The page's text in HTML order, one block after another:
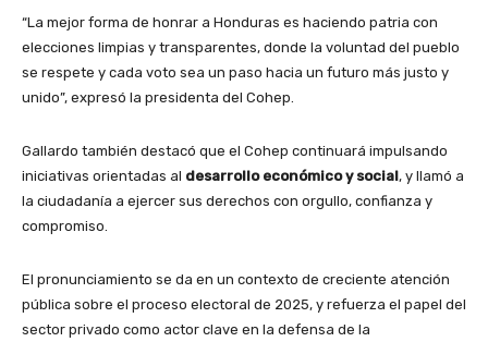
“La mejor forma de honrar a Honduras es haciendo patria con
elecciones limpias y transparentes, donde la voluntad del pueblo
se respete y cada voto sea un paso hacia un futuro más justo y
unido”, expresó la presidenta del Cohep.
Gallardo también destacó que el Cohep continuará impulsando
iniciativas orientadas al desarrollo económico y social, y llamó a
la ciudadanía a ejercer sus derechos con orgullo, confianza y
compromiso.
El pronunciamiento se da en un contexto de creciente atención
pública sobre el proceso electoral de 2025, y refuerza el papel del
sector privado como actor clave en la defensa de la